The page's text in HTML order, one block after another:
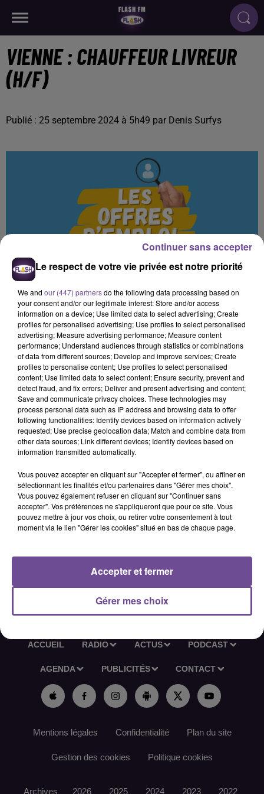
VIENNE : CHAUFFEUR LIVREUR
(H/F)
Publié : 25 septembre 2024 à 5h49 par Denis Surfys
Une société de Châtillon-sur-Thouet
recherche un chauffeur livreur (H/F).
Une société de Châtillon-sur-Thouet recherche un chauffeur
livreur (H/F). Vos missions : prendre connaissance du
planning d’enlèvement, charger et enlever le matériel de
manière sécurisée, enregistrer sur le BL/document du
matériel chargé, effectuer l'entretien du véhicule (vérifier les
niveaux, veiller au bon état des pneus, assurer la propreté
intérieur/extérieur du véhicule, remonter toute anomalie liée
au véhicule, signaler les aléas rencontrés lors de la tournée,
signaler les aléas liés à la sécurité, gérer et/ou tenir à jour les
Référence de l’offre France Travail : 181KPND
ACCUEIL RADIO ACTUS PODCAST
AGENDA PUBLICITÉS CONTACT
Mentions légales Confidentialité Plan du site
Gestion des cookies Politique cookies
Archives 2026 2025 2024 2023 2022
Le respect de votre vie privée est notre priorité
We and our (447) partnersdo the following data processing based on
your consent and/or our legitimate interest: Store and/or access
information on a device; Use limited data to select advertising; Create
profiles for personalised advertising; Use profiles to select personalised
advertising; Measure advertising performance; Measure content
performance; Understand audiences through statistics or combinations
of data from different sources; Develop and improve services; Create
profiles to personalise content; Use profiles to select personalised
content; Use limited data to select content; Ensure security, prevent and
detect fraud, and fix errors; Deliver and present advertising and content;
Save and communicate privacy choices. These technologies may
process personal data such as IP address and browsing data to offer
following functionalities: Identify devices based on information actively
requested; Use precise geolocation data; Match and combine data from
other data sources; Link different devices; Identify devices based on
information transmitted automatically.
Vous pouvez accepter en cliquant sur "Accepter et fermer", ou affiner en
sélectionnant les finalités et/ou partenaires dans "Gérer mes choix".
Vous pouvez également refuser en cliquant sur "Continuer sans
accepter". Vos préférences ne s'appliqueront que pour ce site. Vous
pouvez mettre à jour vos choix, ou retirer votre consentement à tout
moment via le lien "Gérer les cookies" situé en bas de chaque page.
Gérer mes choix
Accepter et fermer
Continuer sans accepter